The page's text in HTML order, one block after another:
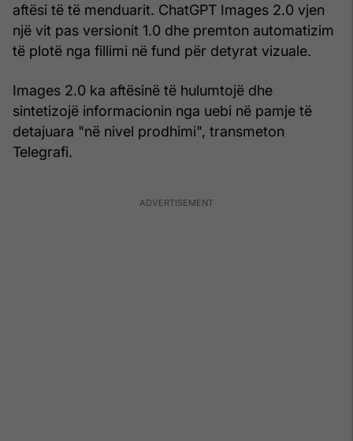
aftësi të të menduarit. ChatGPT Images 2.0 vjen
një vit pas versionit 1.0 dhe premton automatizim
të plotë nga fillimi në fund për detyrat vizuale.
Images 2.0 ka aftësinë të hulumtojë dhe
sintetizojë informacionin nga uebi në pamje të
detajuara "në nivel prodhimi", transmeton
Telegrafi.